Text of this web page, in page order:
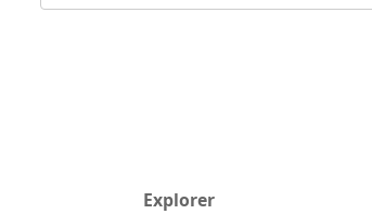
Explorer